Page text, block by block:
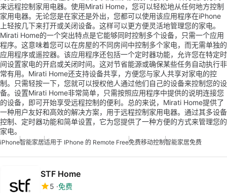
来远程控制家用电器。使用Mirati Home，您可以轻松地从任何地方控制
家用电器。无论您是在家还是外出，您都可以使用该应用程序在iPhone
上轻按几下来打开或关闭设备。这样可以更方便灵活地管理您的家电。
Mirati Home的一个突出特点是它能够同时控制多个设备，只需一个应用
程序。这意味着您可以在房屋的不同房间中控制多个家电，而无需单独的
应用程序或遥控器。该应用程序还包括一个定时器功能，允许您在特定时
间设置家电的开启或关闭时间。这对节省能源或确保某些任务自动执行非
常有用。Mirati Home还支持设备共享，方便您与家人共享对家电的控
制。只需轻按一下，您就可以授权他人通过他们自己的设备来控制您的设
备。设置Mirati Home非常简单，只需按照应用程序中提供的说明连接您
的设备，即可开始享受远程控制的便利。总的来说，Mirati Home提供了
一种用户友好和高效的解决方案，用于远程控制家用电器。通过其多设备
控制、定时器功能和简单设置，它为您提供了一种方便的方式来管理您的
家电。
iPhone智能家居适用于 IPhone 的 Remote Free免费移动控制 智能家居免费
STF Home
5 免费